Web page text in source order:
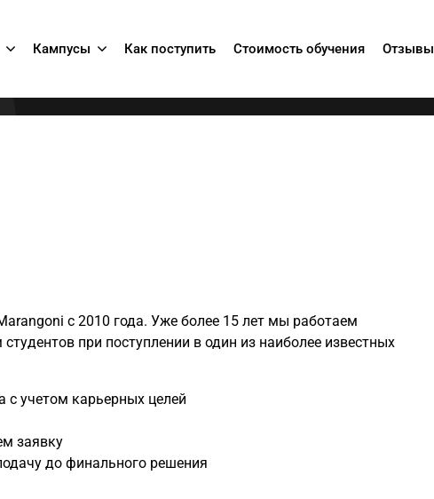
Кампусы Как поступить Стоимость обучения Отзывы
с 2010 года. Уже более 15 лет мы работаем
при поступлении в один из наиболее известных
учетом карьерных целей
заявку
до финального решения